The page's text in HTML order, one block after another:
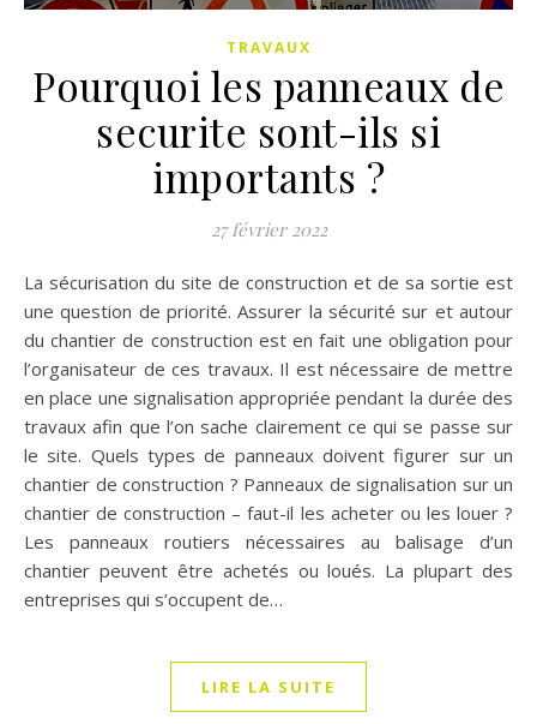
TRAVAUX
Pourquoi les panneaux de
securite sont-ils si
importants ?
27 février 2022
La sécurisation du site de construction et de sa sortie est
une question de priorité. Assurer la sécurité sur et autour
du chantier de construction est en fait une obligation pour
l’organisateur de ces travaux. Il est nécessaire de mettre
en place une signalisation appropriée pendant la durée des
travaux afin que l’on sache clairement ce qui se passe sur
le site. Quels types de panneaux doivent figurer sur un
chantier de construction ? Panneaux de signalisation sur un
chantier de construction – faut-il les acheter ou les louer ?
Les panneaux routiers nécessaires au balisage d’un
chantier peuvent être achetés ou loués. La plupart des
entreprises qui s’occupent de…
LIRE LA SUITE